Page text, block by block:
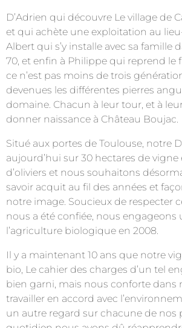
D’Adrien qui découvre Le village de
et qui achète une exploitation au
Albert qui s’y installe avec sa famille
70, et enfin à Philippe qui reprend le
ce n’est pas moins de trois
devenues les différentes pierres
domaine. Chacun à leur tour, et à
donner naissance à Château Boujac.
Situé aux portes de Toulouse, notre
aujourd’hui sur 30 hectares de vigne
d’oliviers et nous souhaitons
savoir acquit au fil des années et
notre image. Soucieux de respecter
nous a été confiée, nous engageons
l’agriculture biologique en 2008.
Il y a maintenant 10 ans que notre
bio, Le cahier des charges d’un tel
bien garni, mais nous conforte dans
travailler en accord avec
un autre regard sur chacune de nos